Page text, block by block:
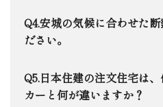
計算による構造解析も実施
災時に「自分の家が一番安
ています。
はい、安城市内でも数
私たちは完全自由設計です
帯」など、決まった形はあ
例をご覧いただきながら、
安城の気候に合わせた
ださい。
三河エリア特有の「夏
え」は意外と厳しいもので
日本住建の注文住宅は
カーと何が違いますか？